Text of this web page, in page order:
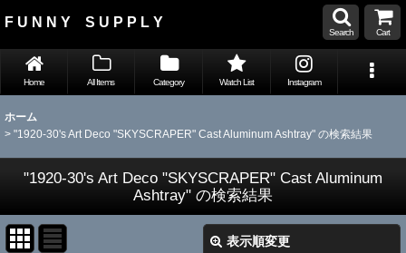
F U N N Y S U P P L Y
Search Cart
Home All Items Category Watch List Instagram
ホーム
> "1920-30's Art Deco "SKYSCRAPER" Cast Aluminum Ashtray" の検索結果
"1920-30's Art Deco "SKYSCRAPER" Cast Aluminum
Ashtray" の検索結果
表示順変更